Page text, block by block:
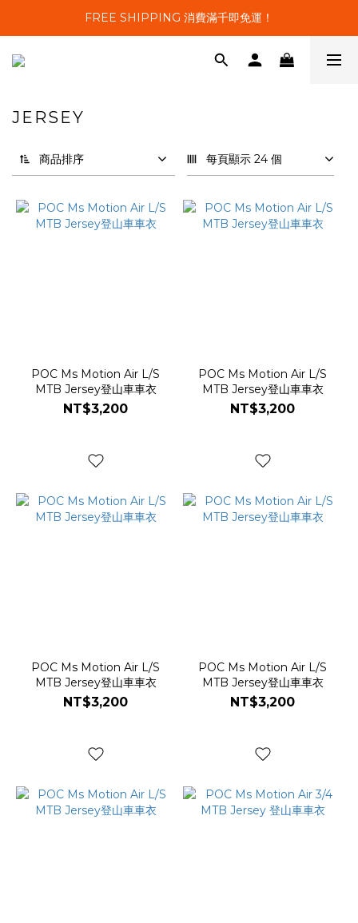
FREE SHIPPING 消費滿千即免運！
JERSEY
商品排序 每頁顯示 24 個
POC Ms Motion Air L/S
MTB Jersey登山車車衣
NT$3,200
POC Ms Motion Air L/S
MTB Jersey登山車車衣
NT$3,200
POC Ms Motion Air L/S
MTB Jersey登山車車衣
NT$3,200
POC Ms Motion Air L/S
MTB Jersey登山車車衣
NT$3,200